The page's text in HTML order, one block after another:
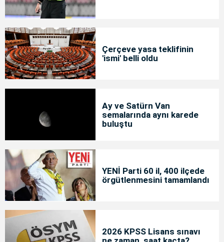
Çerçeve yasa teklifinin
'ismi' belli oldu
Ay ve Satürn Van
semalarında aynı karede
buluştu
YENİ Parti 60 il, 400 ilçede
örgütlenmesini tamamlandı
2026 KPSS Lisans sınavı